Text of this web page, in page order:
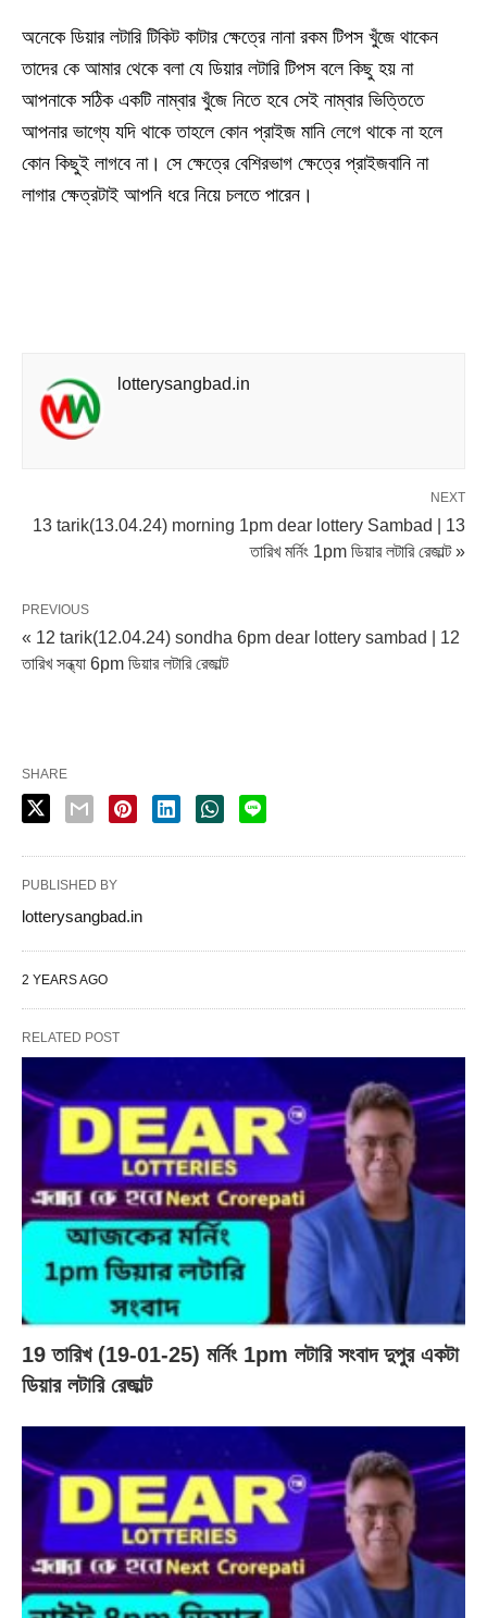
অনেকে ডিয়ার লটারি টিকিট কাটার ক্ষেত্রে নানা রকম টিপস খুঁজে থাকেন
তাদের কে আমার থেকে বলা যে ডিয়ার লটারি টিপস বলে কিছু হয় না
আপনাকে সঠিক একটি নাম্বার খুঁজে নিতে হবে সেই নাম্বার ভিত্তিতে
আপনার ভাগ্যে যদি থাকে তাহলে কোন প্রাইজ মানি লেগে থাকে না হলে
কোন কিছুই লাগবে না। সে ক্ষেত্রে বেশিরভাগ ক্ষেত্রে প্রাইজবানি না
লাগার ক্ষেত্রটাই আপনি ধরে নিয়ে চলতে পারেন।
lotterysangbad.in
NEXT
13 tarik(13.04.24) morning 1pm dear lottery Sambad | 13
তারিখ মর্নিং 1pm ডিয়ার লটারি রেজাল্ট »
PREVIOUS
« 12 tarik(12.04.24) sondha 6pm dear lottery sambad | 12
তারিখ সন্ধ্যা 6pm ডিয়ার লটারি রেজাল্ট
SHARE
PUBLISHED BY
lotterysangbad.in
2 YEARS AGO
RELATED POST
19 তারিখ (19-01-25) মর্নিং 1pm লটারি সংবাদ দুপুর একটা
ডিয়ার লটারি রেজাল্ট